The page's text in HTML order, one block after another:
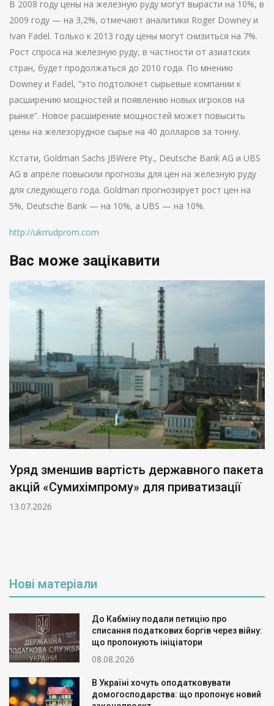
В 2008 году цены на железную руду могут вырасти на 10%, в
2009 году — на 3,2%, отмечают аналитики Roger Downey и
Ivan Fadel. Только к 2013 году цены могут снизиться на 7%.
Рост спроса на железную руду, в частности от азиатских
стран, будет продолжаться до 2010 года. По мнению
Downey и Fadel, “это подтолкнет сырьевые компании к
расширению мощностей и появлению новых игроков на
рынке”. Новое расширение мощностей может повысить
цены на железорудное сырье на 40 долларов за тонну.
Кстати, Goldman Sachs JBWere Pty., Deutsche Bank AG и UBS
AG в апреле повысили прогнозы для цен на железную руду
для следующего года. Goldman прогнозирует рост цен на
5%, Deutsche Bank — на 10%, а UBS — на 10%.
http://ukrrudprom.com
Вас може зацікавити
Уряд зменшив вартість державного пакета
акцій «Сумихімпрому» для приватизації
13.07.2026
Нові матеріали
До Кабміну подали петицію про
списання податкових боргів через війну:
що пропонують ініціатори
08.08.2026
В Україні хочуть оподатковувати
домогосподарства: що пропонує новий